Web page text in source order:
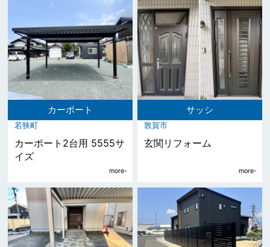
カーポート
若狭町
カーポート2台用 5555サ
イズ
サッシ
敦賀市
玄関リフォーム